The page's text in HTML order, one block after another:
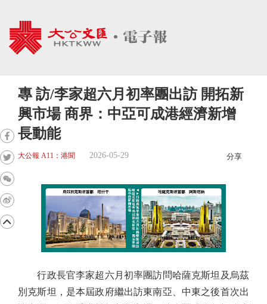
專 訪/李家超六月初率團出訪 開拓新
興市場 商界：中亞可成港經濟新增
長動能
大公報 A11：港聞 2026-05-29 分享
行政長官李家超六月初率團訪問哈薩克斯坦及烏茲
別克斯坦，是本屆政府繼出訪東南亞、中東之後首次出